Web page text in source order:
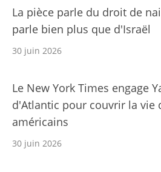
La pièce parle du droit de
parle bien plus que d'Israël
30 juin 2026
Le New York Times engage
d'Atlantic pour couvrir la vie
américains
30 juin 2026